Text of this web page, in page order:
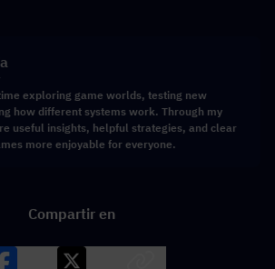
exploring game worlds, testing new
how different systems work. Through my
useful insights, helpful strategies, and clear
more enjoyable for everyone.
Compartir en